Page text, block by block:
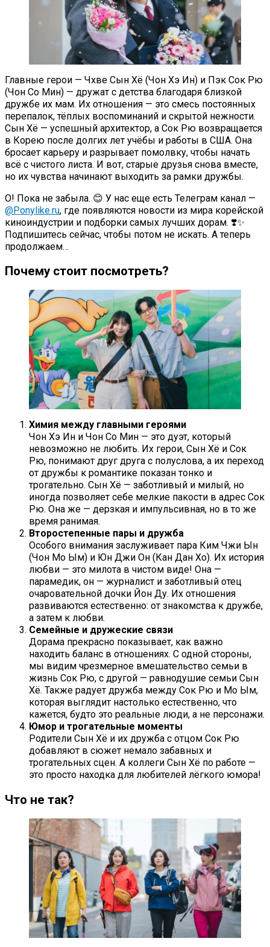
Главные герои — Чхве Сын Хё (Чон Хэ Ин) и Пэк Сок Рю
(Чон Со Мин) — дружат с детства благодаря близкой
дружбе их мам. Их отношения — это смесь постоянных
перепалок, тёплых воспоминаний и скрытой нежности.
Сын Хё — успешный архитектор, а Сок Рю возвращается
в Корею после долгих лет учёбы и работы в США. Она
бросает карьеру и разрывает помолвку, чтобы начать
всё с чистого листа. И вот, старые друзья снова вместе,
но их чувства начинают выходить за рамки дружбы.
О! Пока не забыла. 😊 У нас еще есть Телеграм канал —
@Ponylike.ru, где появляются новости из мира корейской
киноиндустрии и подборки самых лучших дорам. ❣️✨
Подпишитесь сейчас, чтобы потом не искать. А теперь
продолжаем…
Почему стоит посмотреть?
Химия между главными героями
Чон Хэ Ин и Чон Со Мин — это дуэт, который
невозможно не любить. Их герои, Сын Хё и Сок
Рю, понимают друг друга с полуслова, а их переход
от дружбы к романтике показан тонко и
трогательно. Сын Хё — заботливый и милый, но
иногда позволяет себе мелкие пакости в адрес Сок
Рю. Она же — дерзкая и импульсивная, но в то же
время ранимая.
Второстепенные пары и дружба
Особого внимания заслуживает пара Ким Чжи Ын
(Чон Мо Ым) и Юн Джи Он (Кан Дан Хо). Их история
любви — это милота в чистом виде! Она —
парамедик, он — журналист и заботливый отец
очаровательной дочки Йон Ду. Их отношения
развиваются естественно: от знакомства к дружбе,
а затем к любви.
Семейные и дружеские связи
Дорама прекрасно показывает, как важно
находить баланс в отношениях. С одной стороны,
мы видим чрезмерное вмешательство семьи в
жизнь Сок Рю, с другой — равнодушие семьи Сын
Хё. Также радует дружба между Сок Рю и Мо Ым,
которая выглядит настолько естественно, что
кажется, будто это реальные люди, а не персонажи.
Юмор и трогательные моменты
Родители Сын Хё и их дружба с отцом Сок Рю
добавляют в сюжет немало забавных и
трогательных сцен. А коллеги Сын Хё по работе —
это просто находка для любителей лёгкого юмора!
Что не так?